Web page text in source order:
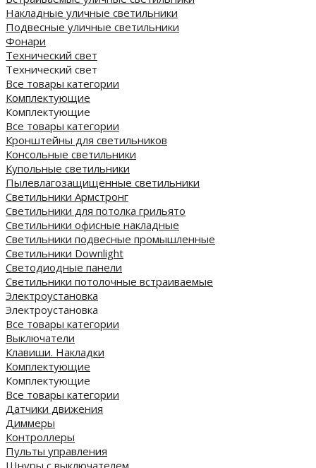
Накладные уличные светильники
Подвесные уличные светильники
Фонари
Технический свет
Технический свет
Все товары категории
Комплектующие
Комплектующие
Все товары категории
Кронштейны для светильников
Консольные светильники
Купольные светильники
Пылевлагозащищенные светильники
Светильники Армстронг
Светильники для потолка грильято
Светильники офисные накладные
Светильники подвесные промышленные
Светильники Downlight
Светодиодные панели
Cветильники потолочные встраиваемые
Электроустановка
Электроустановка
Все товары категории
Выключатели
Клавиши. Накладки
Комплектующие
Комплектующие
Все товары категории
Датчики движения
Диммеры
Контроллеры
Пульты управления